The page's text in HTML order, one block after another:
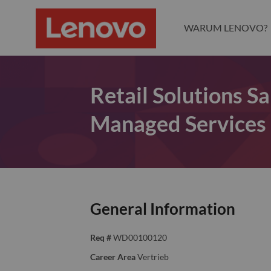
WARUM LENOVO?
Retail Solutions
Managed
General Information
Req # WD00100120
Career Area Vertrieb